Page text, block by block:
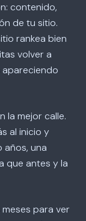
contenido,
de tu sitio.
rankea bien
volver a
apareciendo
la mejor calle.
al inicio y
años, una
que antes y la
para ver